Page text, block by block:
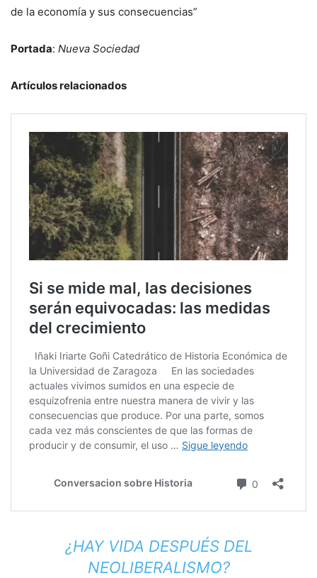
de la economía y sus consecuencias”
Portada: Nueva Sociedad
Artículos relacionados
¿HAY VIDA DESPUÉS DEL
NEOLIBERALISMO?